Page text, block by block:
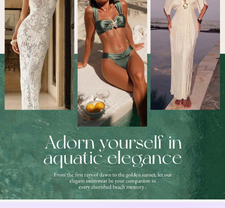
4,89 378K Seguidores
4,89 378K Seguidores